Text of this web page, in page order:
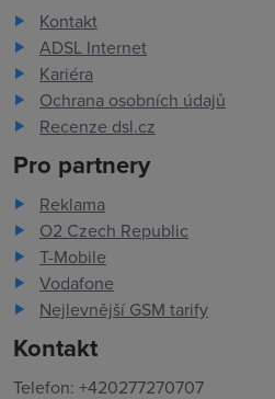
Kontakt
ADSL Internet
Kariéra
Ochrana osobních údajů
Recenze dsl.cz
Pro partnery
Reklama
O2 Czech Republic
T-Mobile
Vodafone
Nejlevnější GSM tarify
Kontakt
Telefon: +420277270707